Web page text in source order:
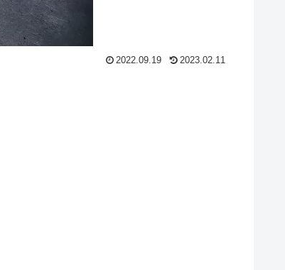
2022.09.19 2023.02.11